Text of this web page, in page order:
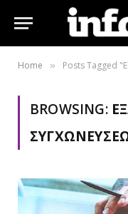
Home » Posts Tagged
BROWSING: